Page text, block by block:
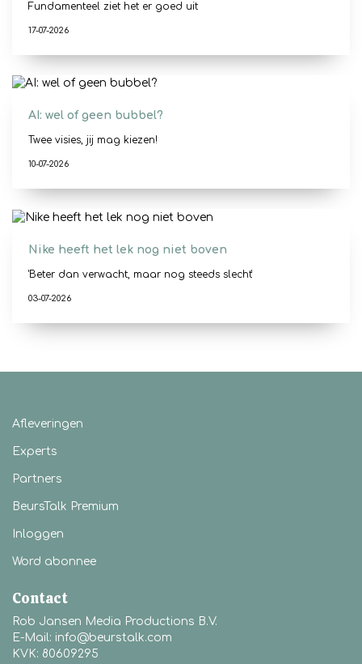
Fundamenteel ziet het er goed uit
17-07-2026
AI: wel of geen bubbel?
Twee visies, jij mag kiezen!
10-07-2026
Nike heeft het lek nog niet boven
'Beter dan verwacht, maar nog steeds slecht'
03-07-2026
Afleveringen
Experts
Partners
BeursTalk Premium
Inloggen
Word abonnee
Contact
Rob Jansen Media Productions B.V.
E-Mail: info@beurstalk.com
KVK: 80609295